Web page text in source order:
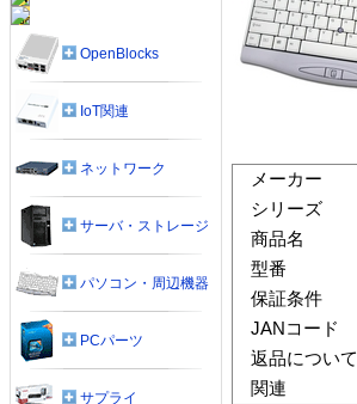
メーカー
シリーズ
商品名
型番
保証条件
JANコード
返品について
関連
OpenBlocks
IoT関連
ネットワーク
サーバ・ストレージ
パソコン・周辺機器
PCパーツ
サプライ